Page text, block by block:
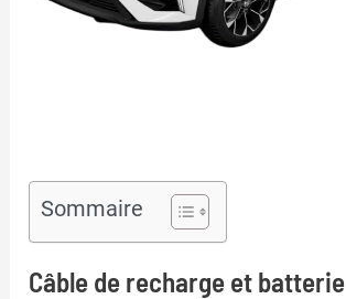
Sommaire
Câble de recharge et batterie